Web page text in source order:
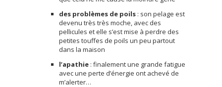
des problèmes de poils : son pelage est
devenu très très moche, avec des
pellicules et elle s’est mise à perdre des
petites touffes de poils un peu partout
dans la maison
l’apathie : finalement une grande fatigue
avec une perte d’énergie ont achevé de
m’alerter…